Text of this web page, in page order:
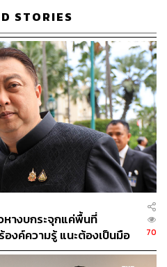
4 การจัดสรรน้ำและการใช้
มทั้งผู้ที่เกี่ยวข้องและผู้ที่สนใจ
ฐ รัฐวิสาหกิจ คณะกรรมการ
วนเสีย กลุ่มผู้ใช้น้ำ และภาค
มจะมีการนำเสนอภาพรวม
อาทิ พื้นที่ศึกษา ขอบเขตการ
งานในขั้นตอนต่อไป และที่
เห็นและข้อเสนอแนะจากผู้ที่
อก เพื่อกำหนดแนวทางการ
ให้เหมาะสมและสอดคล้อง
ย สทนช. จะดำเนินจัดประชุม
ครั้ง รวม 47 เวที ให้
ทางในการชี้แจง สร้างการ
ในวงกว้างให้แล้วเสร็จภายใน
STORIES
างบกระจุกแค่พื้นที่
งค์ความรู้ แนะต้องเป็นมือ
70